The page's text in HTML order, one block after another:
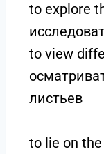
to explore
to view
листьев
to lie on